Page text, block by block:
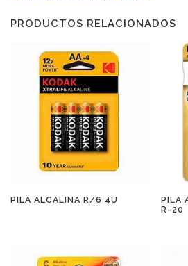
PRODUCTOS RELACIONADOS
PILA ALCALINA R/6 4U
PILA
R-20